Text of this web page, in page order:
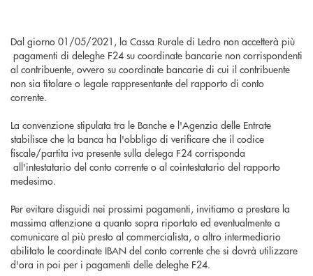
Dal giorno 01/05/2021, la Cassa Rurale di Ledro non accetterà più
pagamenti di deleghe F24 su coordinate bancarie non corrispondenti
al contribuente, ovvero su coordinate bancarie di cui il contribuente
non sia titolare o legale rappresentante del rapporto di conto
corrente.
La convenzione stipulata tra le Banche e l'Agenzia delle Entrate
stabilisce che la banca ha l'obbligo di verificare che il codice
fiscale/partita iva presente sulla delega F24 corrisponda
all'intestatario del conto corrente o al cointestatario del rapporto
medesimo.
Per evitare disguidi nei prossimi pagamenti, invitiamo a prestare la
massima attenzione a quanto sopra riportato ed eventualmente a
comunicare al più presto al commercialista, o altro intermediario
abilitato le coordinate IBAN del conto corrente che si dovrà utilizzare
d'ora in poi per i pagamenti delle deleghe F24.